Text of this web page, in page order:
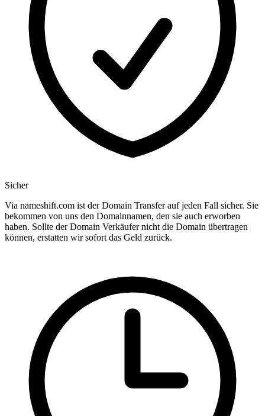
Sicher
Via nameshift.com ist der Domain Transfer auf jeden Fall sicher. Sie
bekommen von uns den Domainnamen, den sie auch erworben
haben. Sollte der Domain Verkäufer nicht die Domain übertragen
können, erstatten wir sofort das Geld zurück.